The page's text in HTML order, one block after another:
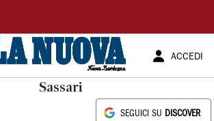
ACCEDI
Sassari
SEGUICI SU DISCOVER